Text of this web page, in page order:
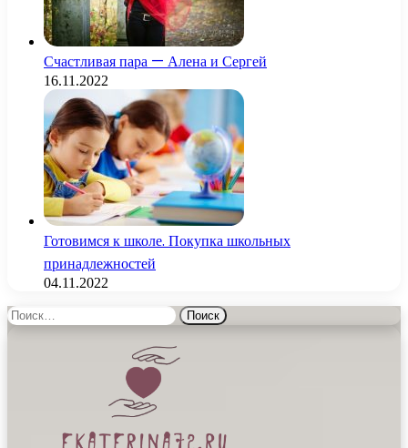
Счастливая пара — Алена и Сергей
16.11.2022
Готовимся к школе. Покупка школьных
принадлежностей
04.11.2022
Найти: